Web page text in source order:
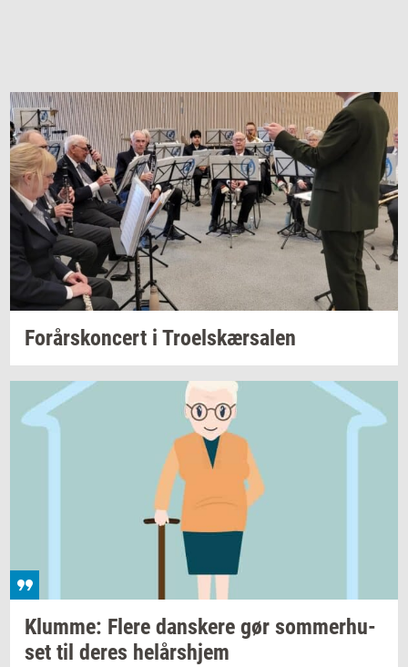
For­års­kon­cert i Tro­elskær­sa­len
Klum­me: Flere dan­ske­re gør som­mer­hu­
set til deres helårs­hjem